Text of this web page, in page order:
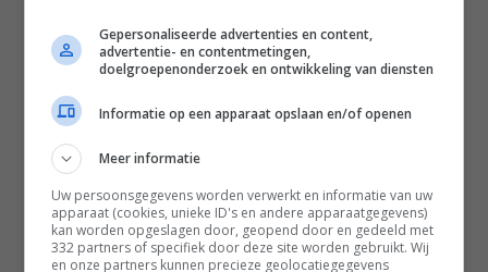
Instagram
Facebook
Pinterest
Home
Word gratis lid
Recepten
Leefstijl
Reizen
Gepersonaliseerde advertenties en content,
advertentie- en contentmetingen,
doelgroepenonderzoek en ontwikkeling van diensten
Informatie op een apparaat opslaan en/of openen
Meer informatie
Uw persoonsgegevens worden verwerkt en informatie van uw
apparaat (cookies, unieke ID's en andere apparaatgegevens)
kan worden opgeslagen door, geopend door en gedeeld met
332 partners of specifiek door deze site worden gebruikt. Wij
en onze partners kunnen precieze geolocatiegegevens